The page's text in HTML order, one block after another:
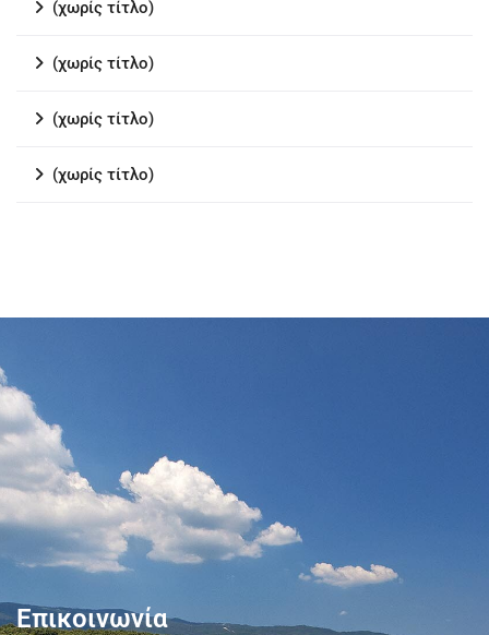
(χωρίς τίτλο)
(χωρίς τίτλο)
(χωρίς τίτλο)
(χωρίς τίτλο)
Επικοινωνία